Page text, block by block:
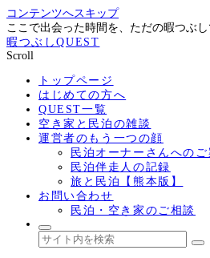
コンテンツへスキップ
ここで出会った時間を、ただの暇つぶ
暇つぶしQUEST
Scroll
トップページ
はじめての方へ
QUEST一覧
空き家と民泊の雑談
運営者のもう一つの顔
民泊オーナーさんへのご
民泊伴走人の記録
旅と民泊【熊本版】
お問い合わせ
民泊・空き家のご相談